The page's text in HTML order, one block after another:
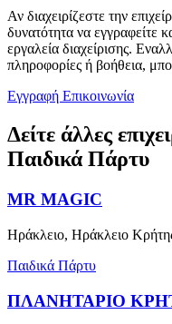
Αν διαχειρίζεστε την
δυνατότητα να εγγραφείτε
εργαλεία διαχείρισης.
πληροφορίες ή βοήθεια,
Εγγραφή Επικοινωνία
Δείτε άλλες
Παιδικά Πάρτυ
MR MAGIC
Ηράκλειο, Ηράκλειο
Παιδικά Πάρτυ
ΠΛΑΝΗΤΑΡΙΟ